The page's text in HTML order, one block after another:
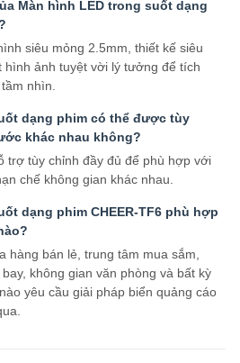
Màn hình LED trong suốt dạng
siêu mỏng 2.5mm, thiết kế siêu
hình ảnh tuyệt vời lý tưởng để tích
nhìn.
dạng phim có thể được tùy
khác nhau không?
trợ tùy chỉnh đầy đủ để phù hợp với
chế không gian khác nhau.
dạng phim CHEER-TF6 phù hợp
hàng bán lẻ, trung tâm mua sắm,
không gian văn phòng và bất kỳ
yêu cầu giải pháp biển quảng cáo